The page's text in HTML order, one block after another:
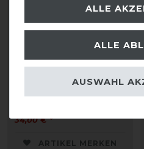
34,00 € *
ARTIKEL MERKEN
ALLE
ALLE
AUSWAHL